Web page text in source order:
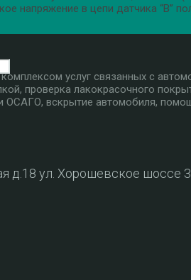
напряжение в цепи датчика “B”
услуг связанных с
проверка лакокрасочного
ОСАГО, вскрытие автомобиля,
д.18 ул. Хорошевское шоссе